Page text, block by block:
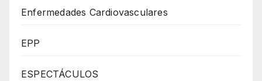
Enfermedades Cardiovasculares
EPP
ESPECTÁCULOS